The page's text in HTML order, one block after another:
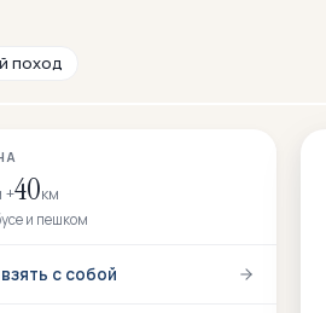
поход
+40км
и пешком
с собой